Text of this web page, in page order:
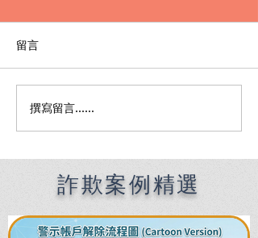
A Must-Read for
Foreigners in Taiwan:
Speaking Lawyer in
Kaohsiung Helps You
Overcome Language
Barriers and Legal
Crises
留言
撰寫留言......
詐欺案例精選